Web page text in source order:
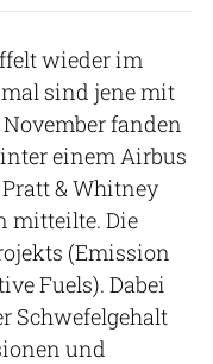
wieder im
sind jene mit
fanden
einem Airbus
& Whitney
mitteilte. Die
(Emission
Fuels). Dabei
Schwefelgehalt
und